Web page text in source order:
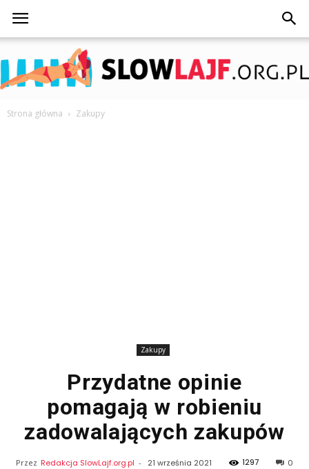
Strona główna Zakupy
Zakupy
Przydatne opinie
pomagają w robieniu
zadowalających zakupów
Przez Redakcja SlowLajf.org.pl - 21 września 2021 1297 0